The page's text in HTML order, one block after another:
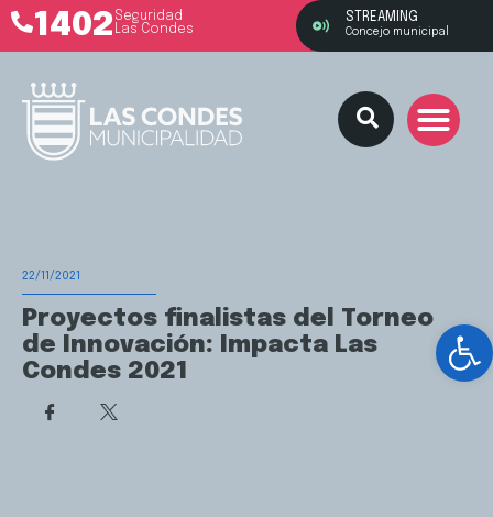
1402 Seguridad
Las Condes
STREAMING
Concejo municipal
22/11/2021
Proyectos finalistas del Torneo
de Innovación: Impacta Las
Condes 2021